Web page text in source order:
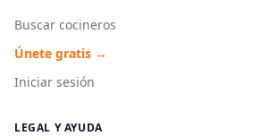
Buscar cocineros
Únete gratis →
Iniciar sesión
LEGAL Y AYUDA